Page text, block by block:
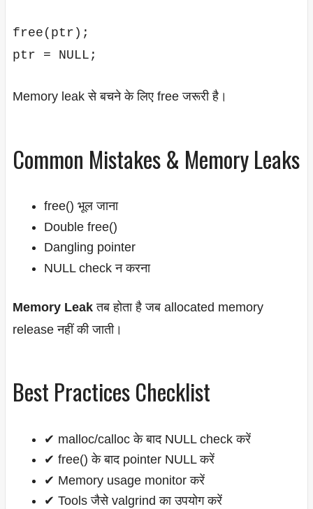
free(ptr);
Memory leak से बचने के लिए free जरूरी है।
Common Mistakes & Memory Leaks
free() भूल जाना
Double free()
Dangling pointer
NULL check न करना
Memory Leakतब होता है जब allocated memory
release नहीं की जाती।
Best Practices Checklist
✔ malloc/calloc के बाद NULL check करें
✔ free() के बाद pointer NULL करें
✔ Memory usage monitor करें
✔ Tools जैसे valgrind का उपयोग करें